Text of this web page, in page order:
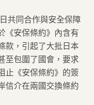
共同合作與安全保障
《安保條約》內含有
款，引起了大批日本
至包圍了國會，要求
止《安保條約》的簽
信介在兩國交換條約